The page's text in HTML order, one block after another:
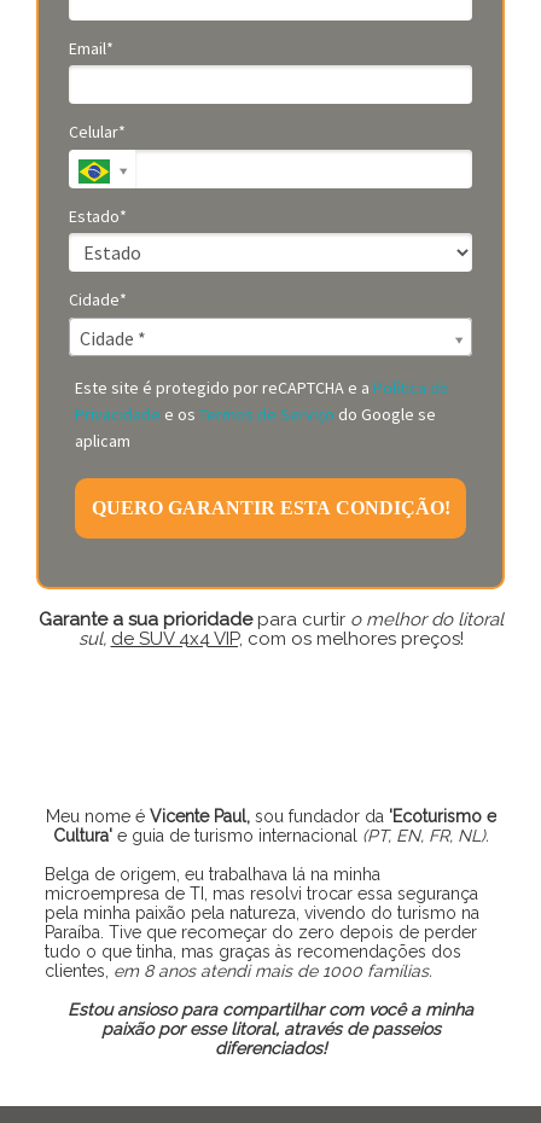
Email*
Celular*
Estado*
Cidade*
Cidade *
Cidade*
Este site é protegido por reCAPTCHA e a Política de
Privacidade e os Termos de Serviço do Google se
aplicam
QUERO GARANTIR ESTA CONDIÇÃO!
Garante a sua prioridadepara curtir o melhor do litoral
sul, de SUV 4x4 VIP, com os melhores preços!
Meu nome é Vicente Paul,sou fundador da 'Ecoturismo e
Cultura'e guia de turismo internacional (PT, EN, FR, NL).
Belga de origem, eu trabalhava lá na minha
microempresa de TI, mas resolvi trocar essa segurança
pela minha paixão pela natureza, vivendo do turismo na
Paraíba. Tive que recomeçar do zero depois de perder
tudo o que tinha, mas graças às recomendações dos
clientes, em 8 anos atendi mais de 1000 famílias.
Estou ansioso para compartilhar com você a minha
paixão por esse litoral, através de passeios
diferenciados!